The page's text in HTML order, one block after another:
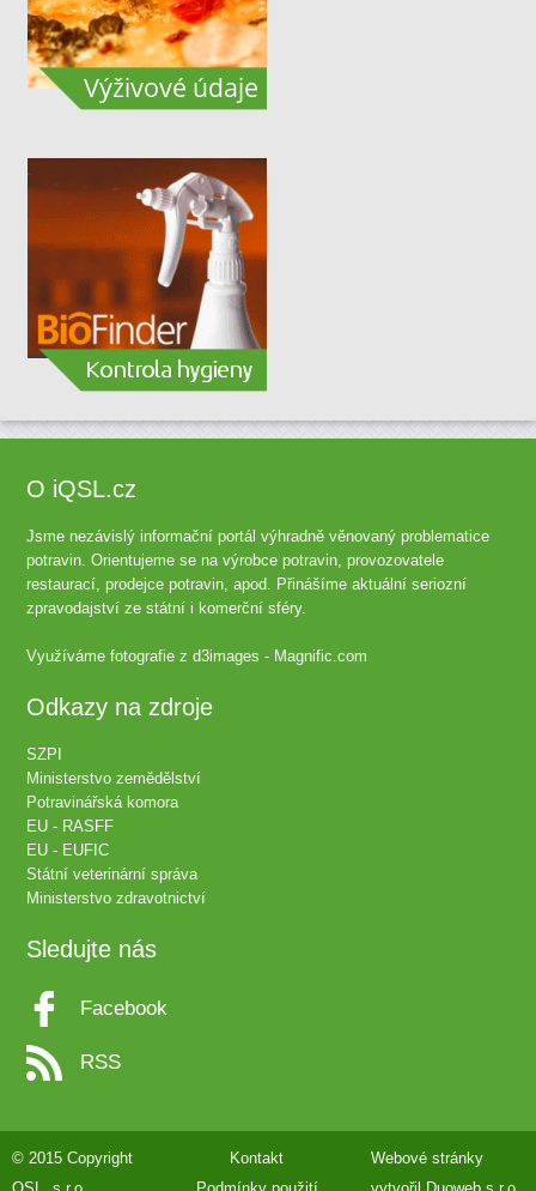
O iQSL.cz
Jsme nezávislý informační portál výhradně věnovaný problematice
potravin. Orientujeme se na výrobce potravin, provozovatele
restaurací, prodejce potravin, apod. Přinášíme aktuální seriozní
zpravodajství ze státní i komerční sféry.
Využíváme fotografie zd3images - Magnific.com
Odkazy na zdroje
SZPI
Ministerstvo zemědělství
Potravinářská komora
EU - RASFF
EU - EUFIC
Státní veterinární správa
Ministerstvo zdravotnictví
Sledujte nás
Facebook
RSS
© 2015 Copyright
Kontakt
Webové stránky